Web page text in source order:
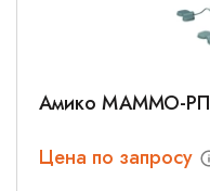
Амико МАММО-РП
Цена по запросу